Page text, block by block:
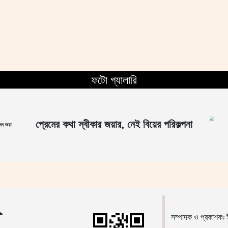
ফটো গ্যালারি
জয়া প্রেমের কথা স্বীকার জয়ার, নেই বিয়ের পরিকল্পনা
সম্পাদক ও